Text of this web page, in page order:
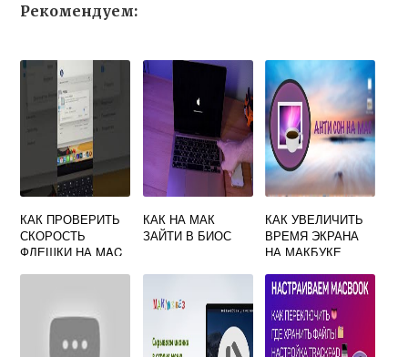
Рекомендуем:
КАК ПРОВЕРИТЬ
СКОРОСТЬ
ФЛЕШКИ НА MAC
КАК НА МАК
ЗАЙТИ В БИОС
КАК УВЕЛИЧИТЬ
ВРЕМЯ ЭКРАНА
НА МАКБУКЕ